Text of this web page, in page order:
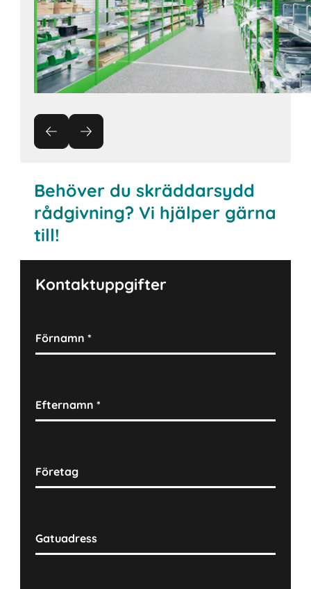
Behöver du skräddarsydd
rådgivning? Vi hjälper gärna
till!
Kontaktuppgifter
Förnamn*
Efternamn*
Företag
Gatuadress